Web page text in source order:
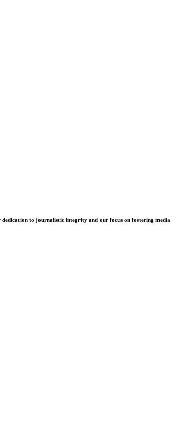
to journalistic integrity and our focus on fostering media